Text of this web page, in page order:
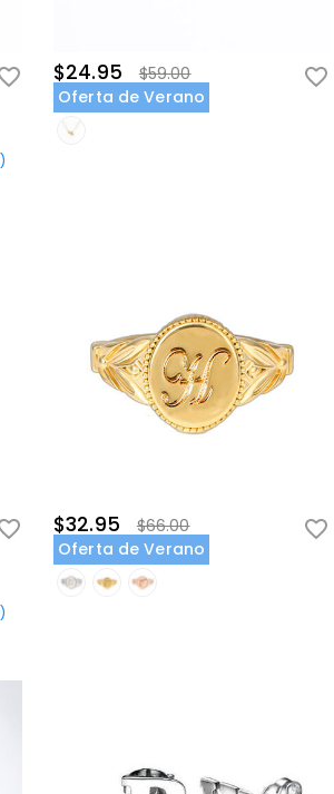
)
$24.95
$59.00
Oferta de Verano
)
$32.95
$66.00
Oferta de Verano